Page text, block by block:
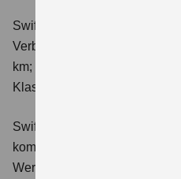
Swift 1.2 DUALJET HYBRID
Verbrauchswerte:
km; kombinierter Wert der
Klasse: C.
Swift 1.2 DUALJET HYBRID
kombinierter
Wert der CO₂-Emission: 99 g/